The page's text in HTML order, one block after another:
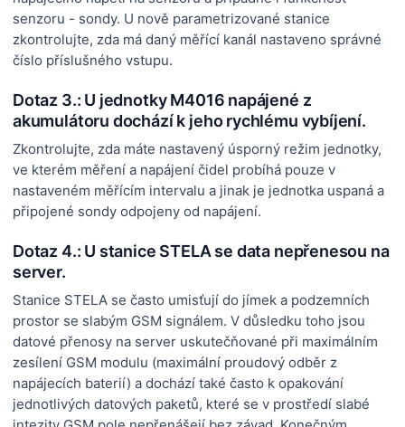
senzoru - sondy. U nově parametrizované stanice
zkontrolujte, zda má daný měřící kanál nastaveno správné
číslo příslušného vstupu.
Dotaz 3.: U jednotky M4016 napájené z
akumulátoru dochází k jeho rychlému vybíjení.
Zkontrolujte, zda máte nastavený úsporný režim jednotky,
ve kterém měření a napájení čidel probíhá pouze v
nastaveném měřícím intervalu a jinak je jednotka uspaná a
připojené sondy odpojeny od napájení.
Dotaz 4.: U stanice STELA se data nepřenesou na
server.
Stanice STELA se často umisťují do jímek a podzemních
prostor se slabým GSM signálem. V důsledku toho jsou
datové přenosy na server uskutečňované při maximálním
zesílení GSM modulu (maximální proudový odběr z
napájecích baterií) a dochází také často k opakování
jednotlivých datových paketů, které se v prostředí slabé